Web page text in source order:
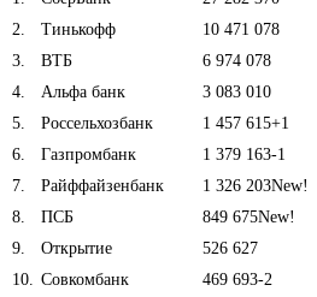
2
Тинькофф
10 471 078
3
ВТБ
6 974 078
4
Альфа банк
3 083 010
5
Россельхозбанк 1 457 615+1
6
Газпромбанк 1 379 163-1
7
Райффайзенбанк 1 326 203New!
8
ПСБ 849 675New!
9
Открытие
526 627
10
Совкомбанк 469 693-2